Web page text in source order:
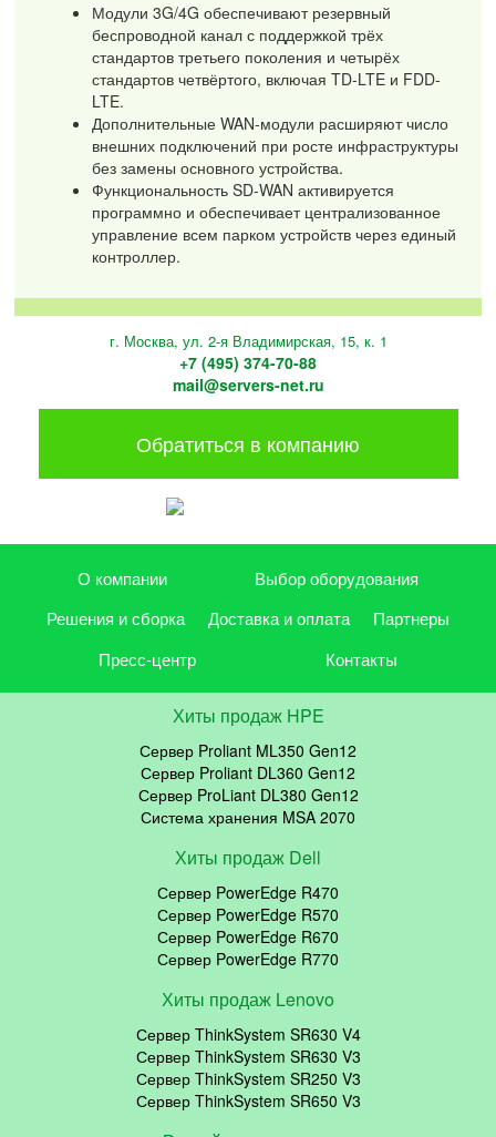
Модули 3G/4G обеспечивают резервный
беспроводной канал с поддержкой трёх
стандартов третьего поколения и четырёх
стандартов четвёртого, включая TD-LTE и FDD-
LTE.
Дополнительные WAN-модули расширяют число
внешних подключений при росте инфраструктуры
без замены основного устройства.
Функциональность SD-WAN активируется
программно и обеспечивает централизованное
управление всем парком устройств через единый
контроллер.
г. Москва, ул. 2-я Владимирская, 15, к. 1
+7 (495) 374-70-88
mail@servers-net.ru
Обратиться в компанию
О компании
Выбор оборудования
Решения и сборка
Доставка и оплата
Партнеры
Пресс-центр
Контакты
Хиты продаж HPE
Сервер Proliant ML350 Gen12
Сервер Proliant DL360 Gen12
Сервер ProLiant DL380 Gen12
Система хранения MSA 2070
Хиты продаж Dell
Сервер PowerEdge R470
Сервер PowerEdge R570
Сервер PowerEdge R670
Сервер PowerEdge R770
Хиты продаж Lenovo
Сервер ThinkSystem SR630 V4
Сервер ThinkSystem SR630 V3
Сервер ThinkSystem SR250 V3
Сервер ThinkSystem SR650 V3